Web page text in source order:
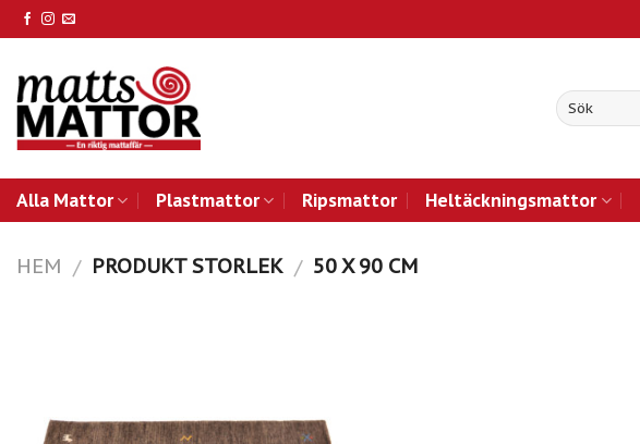
Skip
to
Alla Mattor Plastmattor Ripsmattor Heltäckningsmattor
HEM / PRODUKT STORLEK / 50 X 90 CM